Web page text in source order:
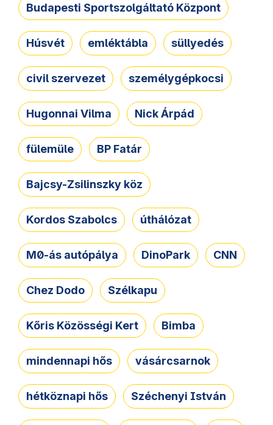
Budapesti Sportszolgáltató Központ
Húsvét emléktábla süllyedés
civil szervezet személygépkocsi
Hugonnai Vilma Nick Árpád
fülemüle BP Fatár
Bajcsy-Zsilinszky köz
Kordos Szabolcs úthálózat
M0-ás autópálya DinoPark CNN
Chez Dodo Szélkapu
Kőris Közösségi Kert Bimba
mindennapi hős vásárcsarnok
hétköznapi hős Széchenyi István